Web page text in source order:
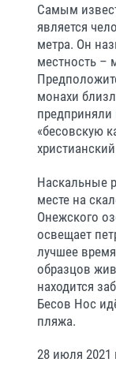
Самым
является
метра. Он
местность –
монахи
предприняли
«бесовскую
Наскальные
месте на
Онежского
освещает
лучшее
образцов
находится
Бесов Нос
пляжа.
28 июля 2021